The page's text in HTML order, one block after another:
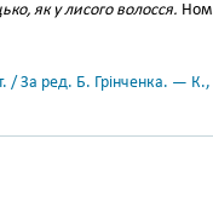
як у лисого волосся.
/ За ред. Б. Грінченка. —